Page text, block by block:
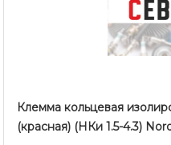
Клемма кольцевая
(красная) (НКи 1.5-4.3)